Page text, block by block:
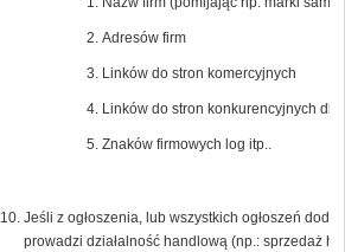
Adresów firm
Linków do stron komercyjnych
Linków do stron konkurencyjnych dla
Znaków firmowych log itp..
Jeśli z ogłoszenia, lub wszystkich ogłoszeń
prowadzi działalność handlową (np.: sprzedaż